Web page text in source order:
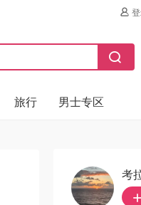
旅行 男士专区
考